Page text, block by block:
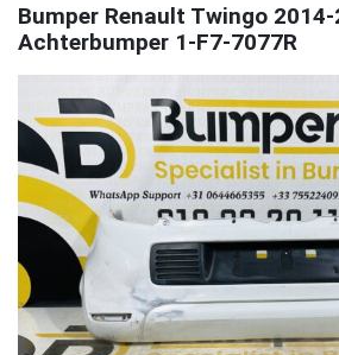
Bumper Renault Twingo
Achterbumper 1-F7-7077R